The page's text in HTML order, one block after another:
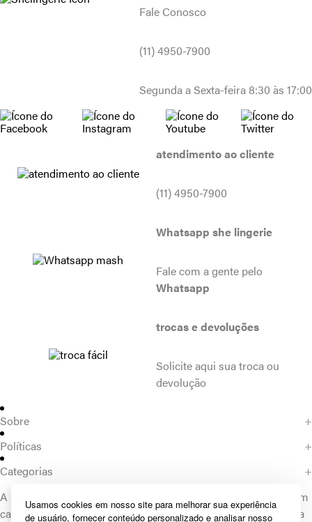
Usamos cookies em nosso site para melhorar sua experiência
de usuário, fornecer conteúdo personalizado e analisar nosso
Fale Conosco
(11) 4950-7900
Segunda a Sexta-feira 8:30 às 17:00
atendimento ao cliente
(11) 4950-7900
Whatsapp she lingerie
Fale com a gente pelo
Whatsapp
trocas e devoluções
Solicite aqui sua troca ou
devolução
Sobre
+
Trabalhe conosco
Fale conosco
Políticas
+
Prazos de Entrega
Políticas de privacidade
Dúvidas frequentes
Categorias
+
Homewear
A inclusão de um produto na sacola não garante seu preço. Em
caso de variação, prevalecerá o preço vigente na finalização da